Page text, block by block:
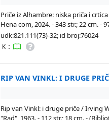
Priče iz Alhambre: niska priča i
Hena com, 2024. - 343 str.; 22 cm. -
udk:821.111(73)-32; id broj:76024
K :
RIP VAN VINKL: I DRUGE
Rip van Vinkl: i druge priče / Irving
"Rad", 1963. - 112 str.; 18 cm. -